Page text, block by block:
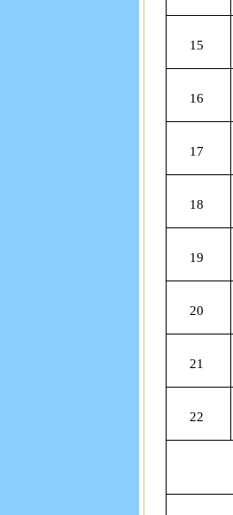
15
16
17
18
19
20
21
22